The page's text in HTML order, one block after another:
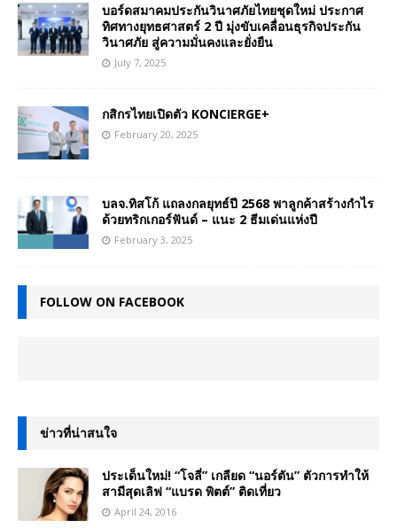
บอร์ดสมาคมประกันวินาศภัยไทยชุดใหม่ ประกาศ
ทิศทางยุทธศาสตร์ 2 ปี มุ่งขับเคลื่อนธุรกิจประกัน
วินาศภัย สู่ความมั่นคงและยั่งยืน
July 7, 2025
กสิกรไทยเปิดตัว KONCIERGE+
February 20, 2025
บลจ.ทิสโก้ แถลงกลยุทธ์ปี 2568 พาลูกค้าสร้างกำไร
ด้วยทริกเกอร์ฟันด์ – แนะ 2 ธีมเด่นแห่งปี
February 3, 2025
FOLLOW ON FACEBOOK
ข่าวที่น่าสนใจ
ประเด็นใหม่! “โจลี่” เกลียด “นอร์ตัน” ตัวการทำให้
สามีสุดเลิฟ “แบรด พิตต์” ติดเที่ยว
April 24, 2016